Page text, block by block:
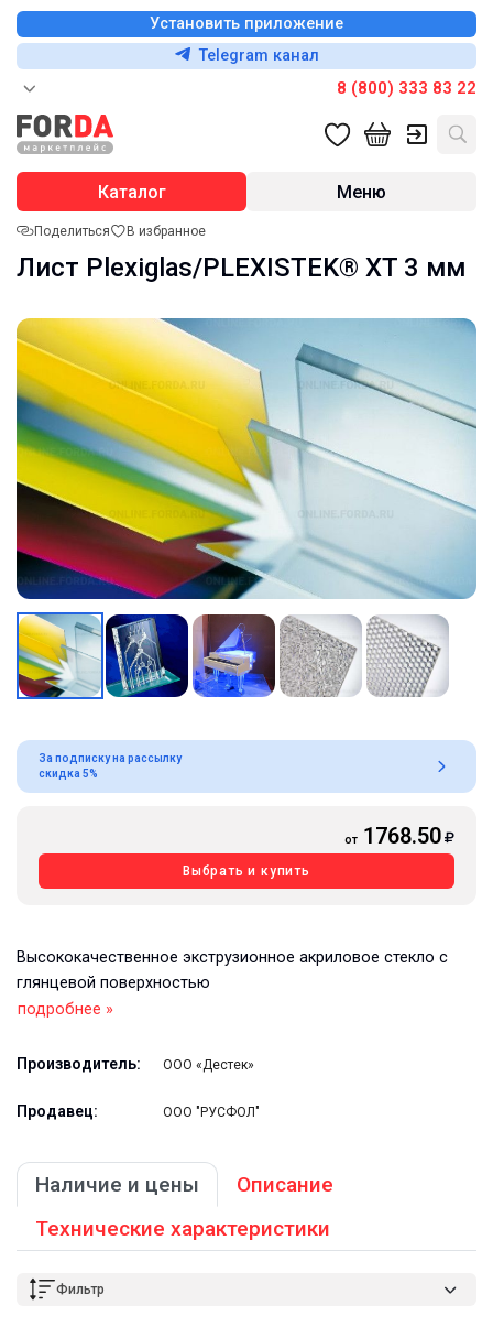
Установить приложение
Telegram канал
8 (800) 333 83 22
Каталог Меню
Поделиться В избранное
Лист Plexiglas/PLEXISTEK® XT 3 мм
За подписку на рассылку
скидка 5%
от 1768.50
Выбрать и купить
Высококачественное экструзионное акриловое стекло с
глянцевой поверхностью
подробнее »
Производитель: ООО «Дестек»
Продавец: ООО "РУСФОЛ"
Наличие и цены
Описание
Технические характеристики
Фильтр